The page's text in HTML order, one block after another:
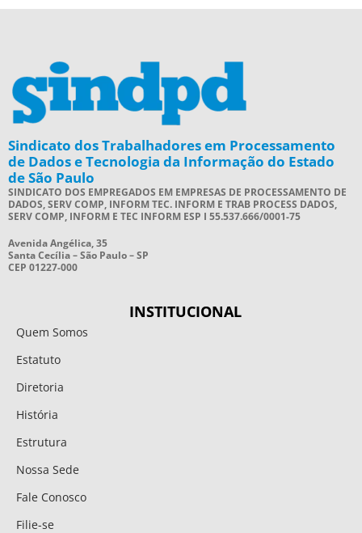
Sindicato dos Trabalhadores em Processamento
de Dados e Tecnologia da Informação do Estado
de São Paulo
SINDICATO DOS EMPREGADOS EM EMPRESAS DE PROCESSAMENTO DE
DADOS, SERV COMP, INFORM TEC. INFORM E TRAB PROCESS DADOS,
SERV COMP, INFORM E TEC INFORM ESP I 55.537.666/0001-75
Avenida Angélica, 35
Santa Cecília – São Paulo – SP
CEP 01227-000
INSTITUCIONAL
Quem Somos
Estatuto
Diretoria
História
Estrutura
Nossa Sede
Fale Conosco
Filie-se